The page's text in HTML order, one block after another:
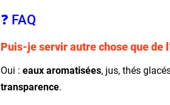
❓ FAQ
Puis-je servir autre chose que de
Oui :eaux aromatisées, jus, thés
transparence.